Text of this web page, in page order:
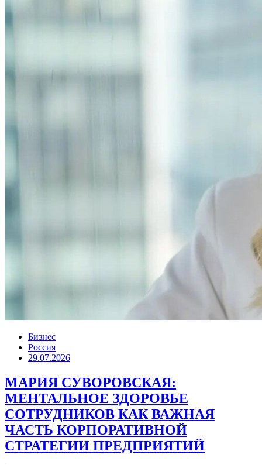
Бизнес
Россия
29.07.2026
МАРИЯ СУВОРОВСКАЯ:
МЕНТАЛЬНОЕ ЗДОРОВЬЕ
СОТРУДНИКОВ КАК ВАЖНАЯ
ЧАСТЬ КОРПОРАТИВНОЙ
СТРАТЕГИИ ПРЕДПРИЯТИЙ